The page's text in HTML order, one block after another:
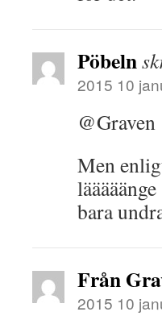
Pöbeln
2015 10
@Graven
Men
bara
Från
2015 10